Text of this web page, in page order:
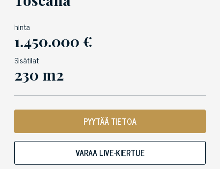
hinta
1.450.000 €
Sisätilat
230 m2
PYYTÄÄ TIETOA
VARAA LIVE-KIERTUE